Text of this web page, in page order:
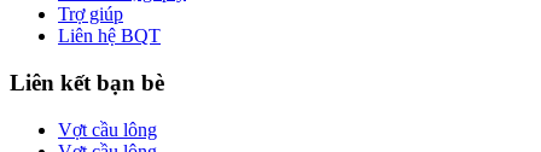
Trợ giúp
Liên hệ BQT
Liên kết bạn bè
Vợt cầu lông